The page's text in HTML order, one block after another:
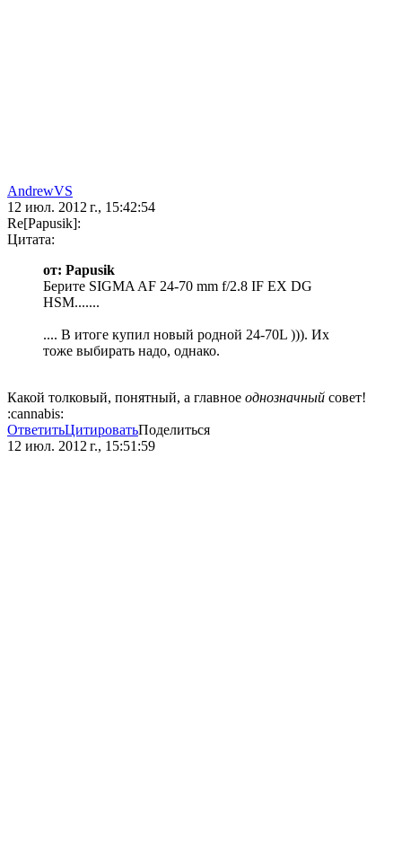
AndrewVS
12 июл. 2012 г., 15:42:54
Re[Papusik]:
Цитата:
от: Papusik
Берите SIGMA AF 24-70 mm f/2.8 IF EX DG
HSM.......
.... В итоге купил новый родной 24-70L ))). Их
тоже выбирать надо, однако.
Какой толковый, понятный, а главное однозначный совет!
:cannabis:
ОтветитьЦитироватьПоделиться
12 июл. 2012 г., 15:51:59